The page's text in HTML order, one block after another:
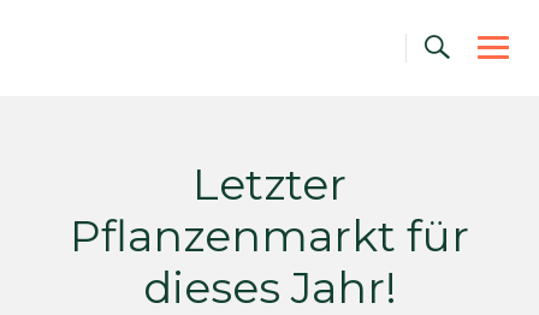
Letzter
Pflanzenmarkt für
dieses Jahr!